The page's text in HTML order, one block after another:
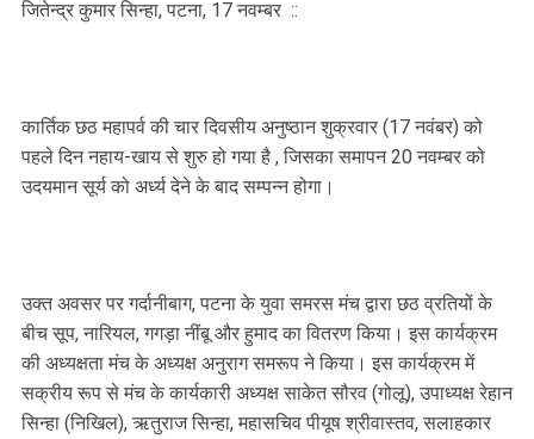
जितेन्द्र कुमार सिन्हा, पटना, 17 नवम्बर ::
कार्तिक छठ महापर्व की चार दिवसीय अनुष्ठान शुक्रवार (17 नवंबर) को
पहले दिन नहाय-खाय से शुरु हो गया है , जिसका समापन 20 नवम्बर को
उदयमान सूर्य को अर्ध्य देने के बाद सम्पन्न होगा।
उक्त अवसर पर गर्दानीबाग, पटना के युवा समरस मंच द्वारा छठ व्रतियों के
बीच सूप, नारियल, गगड़ा नींबू और हुमाद का वितरण किया। इस कार्यक्रम
की अध्यक्षता मंच के अध्यक्ष अनुराग समरूप ने किया। इस कार्यक्रम में
सक्रीय रूप से मंच के कार्यकारी अध्यक्ष साकेत सौरव (गोलू), उपाध्यक्ष रेहान
सिन्हा (निखिल), ऋतुराज सिन्हा, महासचिव पीयूष श्रीवास्तव, सलाहकार